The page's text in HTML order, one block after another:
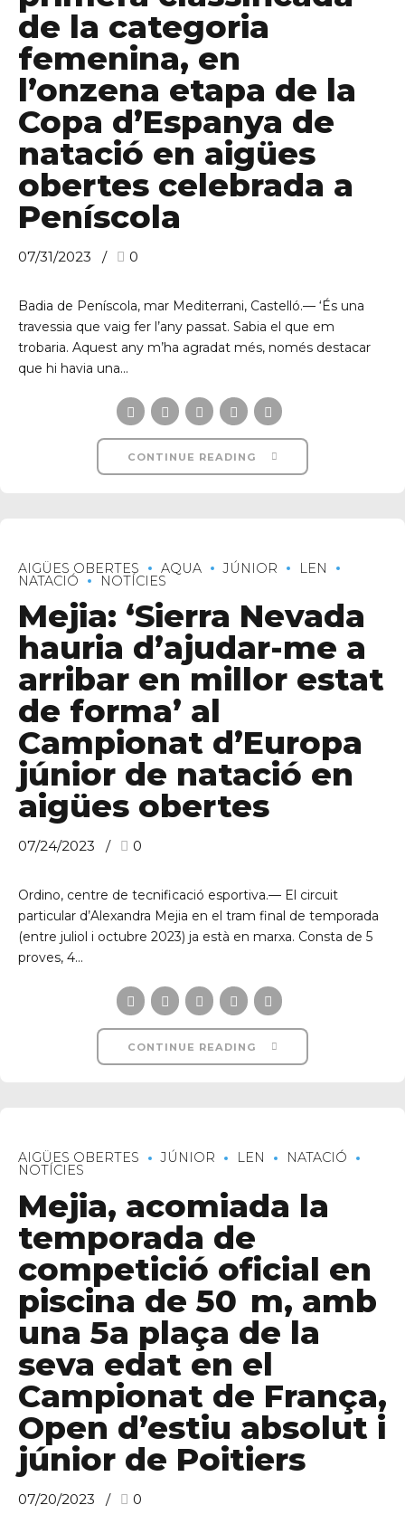
de la categoria
femenina, en
l’onzena etapa de la
Copa d’Espanya de
natació en aigües
obertes celebrada a
Peníscola
07/31/2023 0
Badia de Peníscola, mar Mediterrani, Castelló.— ‘És una
travessia que vaig fer l’any passat. Sabia el que em
trobaria. Aquest any m’ha agradat més, només destacar
que hi havia una...
CONTINUE READING
AIGÜES OBERTES AQUA JÚNIOR LEN
NATACIÓ NOTÍCIES
Mejia: ‘Sierra Nevada
hauria d’ajudar-me a
arribar en millor estat
de forma’ al
Campionat d’Europa
júnior de natació en
aigües obertes
07/24/2023 0
Ordino, centre de tecnificació esportiva.— El circuit
particular d’Alexandra Mejia en el tram final de temporada
(entre juliol i octubre 2023) ja està en marxa. Consta de 5
proves, 4...
CONTINUE READING
AIGÜES OBERTES JÚNIOR LEN NATACIÓ
NOTÍCIES
Mejia, acomiada la
temporada de
competició oficial en
piscina de 50 m, amb
una 5a plaça de la
seva edat en el
Campionat de França,
Open d’estiu absolut i
júnior de Poitiers
07/20/2023 0